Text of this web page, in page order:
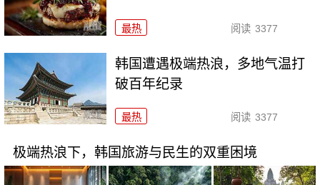
最热 阅读 3377
韩国遭遇极端热浪，多地气温打
破百年纪录
最热 阅读 3377
极端热浪下，韩国旅游与民生的双重困境